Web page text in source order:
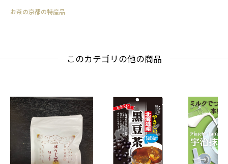
お茶の京都の特産品
このカテゴリの他の商品